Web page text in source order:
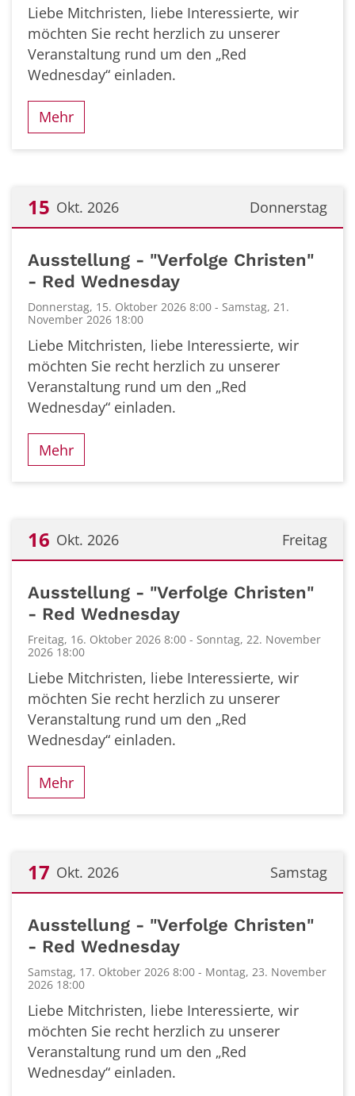
Liebe Mitchristen, liebe Interessierte, wir
möchten Sie recht herzlich zu unserer
Veranstaltung rund um den „Red
Wednesday“ einladen.
Mehr
Donnerstag
15 Okt. 2026
Ausstellung - "Verfolge Christen"
- Red Wednesday
Donnerstag, 15. Oktober 2026 8:00 - Samstag, 21.
November 2026 18:00
Liebe Mitchristen, liebe Interessierte, wir
möchten Sie recht herzlich zu unserer
Veranstaltung rund um den „Red
Wednesday“ einladen.
Mehr
Freitag
16 Okt. 2026
Ausstellung - "Verfolge Christen"
- Red Wednesday
Freitag, 16. Oktober 2026 8:00 - Sonntag, 22. November
2026 18:00
Liebe Mitchristen, liebe Interessierte, wir
möchten Sie recht herzlich zu unserer
Veranstaltung rund um den „Red
Wednesday“ einladen.
Mehr
Samstag
17 Okt. 2026
Ausstellung - "Verfolge Christen"
- Red Wednesday
Samstag, 17. Oktober 2026 8:00 - Montag, 23. November
2026 18:00
Liebe Mitchristen, liebe Interessierte, wir
möchten Sie recht herzlich zu unserer
Veranstaltung rund um den „Red
Wednesday“ einladen.